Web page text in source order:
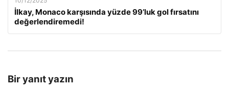
İlkay, Monaco karşısında yüzde 99’luk gol fırsatını
değerlendiremedi!
Bir yanıt yazın